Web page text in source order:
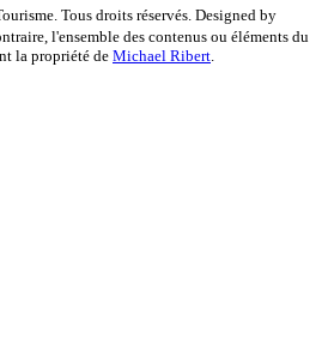
Tous droits réservés. Designed by
l'ensemble des contenus ou éléments du
la propriété de Michael Ribert.